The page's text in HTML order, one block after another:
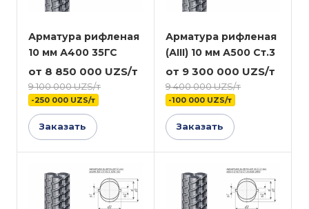
Арматура рифленая
10 мм А400 35ГС
от 8 850 000 UZS/т
9 100 000 UZS/т
-250 000 UZS/т
Заказать
Арматура рифленая
(АIII) 10 мм А500 Ст.3
от 9 300 000 UZS/т
9 400 000 UZS/т
-100 000 UZS/т
Заказать